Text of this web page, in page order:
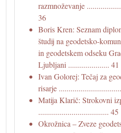
razmnoževanje
36
Boris Kren: Seznam
študij na geodetsko-
in geodetskem odseku
Ljubljani ..................... 41
Ivan Golorej: Tečaj za
risarje
Matija Klarič: Strokovni
.................................... 45
Okrožnica – Zveze